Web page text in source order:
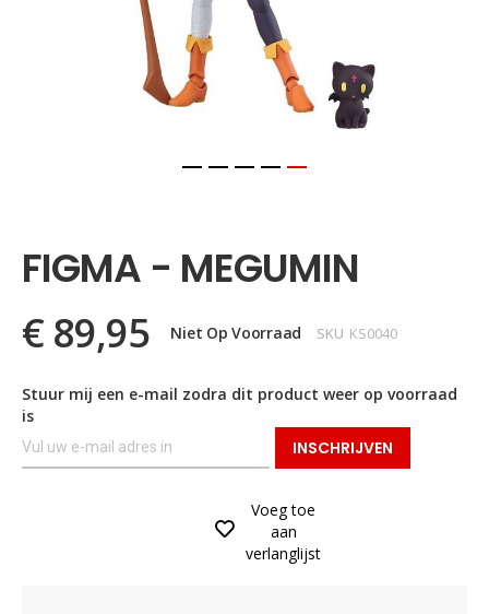
begin
van
afbeeldingen-
gallerij
FIGMA - MEGUMIN
€ 89,95 Niet Op Voorraad SKU KS0040
Stuur mij een e-mail zodra dit product weer op voorraad
is
INSCHRIJVEN
Voeg toe
aan
verlanglijst